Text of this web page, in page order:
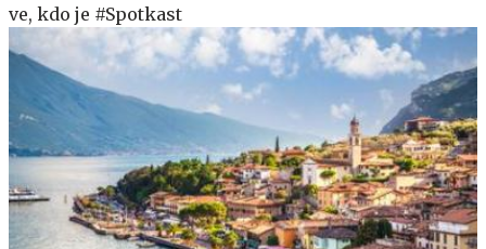
ve, kdo je #Spotkast